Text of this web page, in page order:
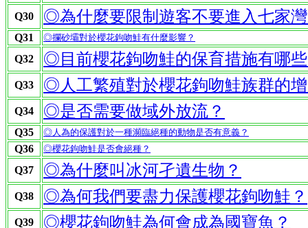
Q30 ◎為什麼要限制遊客不要進入七家
Q31 ◎攔砂壩對於櫻花鉤吻鮭有什麼影響？
Q32 ◎目前櫻花鉤吻鮭的保育措施有哪
Q33 ◎人工繁殖對於櫻花鉤吻鮭族群的
Q34 ◎是否需要做域外放流？
Q35 ◎人為的保護對於一種瀕臨絕種的動物是否有意義？
Q36 ◎櫻花鉤吻鮭是否會絕種？
Q37 ◎為什麼叫冰河孑遺生物？
Q38 ◎為何我們要盡力保護櫻花鉤吻鮭？
Q39 ◎櫻花鉤吻鮭為何會成為國寶魚？